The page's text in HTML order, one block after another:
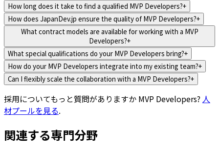
How long does it take to find a qualified MVP Developers?+
How does JapanDev.jp ensure the quality of MVP Developers?+
What contract models are available for working with a MVP
Developers?+
What special qualifications do your MVP Developers bring?+
How do your MVP Developers integrate into my existing team?+
Can I flexibly scale the collaboration with a MVP Developers?+
採用についてもっと質問がありますか MVP Developers? 人
材プールを見る.
関連する専門分野